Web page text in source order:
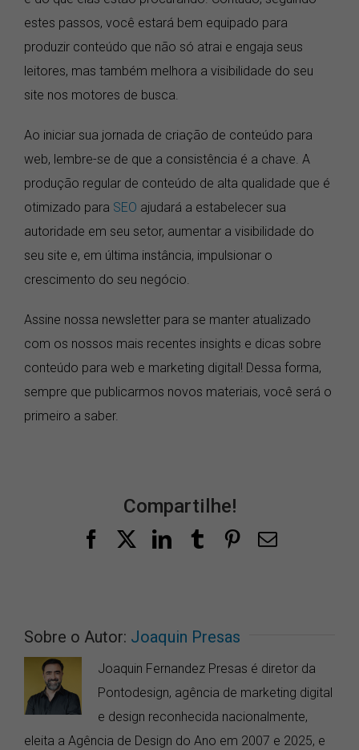
estes passos, você estará bem equipado para
produzir conteúdo que não só atrai e engaja seus
leitores, mas também melhora a visibilidade do seu
site nos motores de busca.
Ao iniciar sua jornada de criação de conteúdo para
web, lembre-se de que a consistência é a chave. A
produção regular de conteúdo de alta qualidade que é
otimizado para SEO ajudará a estabelecer sua
autoridade em seu setor, aumentar a visibilidade do
seu site e, em última instância, impulsionar o
crescimento do seu negócio.
Assine nossa newsletter para se manter atualizado
com os nossos mais recentes insights e dicas sobre
conteúdo para web e marketing digital! Dessa forma,
sempre que publicarmos novos materiais, você será o
primeiro a saber.
Compartilhe!
FacebookLinkedInTumblrPinterest
E-
Sobre o Autor: Joaquin Presas
Joaquin Fernandez Presas é diretor da
Pontodesign, agência de marketing digital
e design reconhecida nacionalmente,
eleita a Agência de Design do Ano em 2007 e 2025, e